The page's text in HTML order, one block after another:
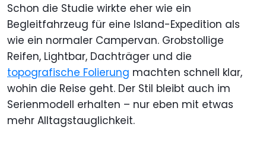
Schon die Studie wirkte eher wie ein
Begleitfahrzeug für eine Island-Expedition als
wie ein normaler Campervan. Grobstollige
Reifen, Lightbar, Dachträger und die
topografische Folierung machten schnell klar,
wohin die Reise geht. Der Stil bleibt auch im
Serienmodell erhalten – nur eben mit etwas
mehr Alltagstauglichkeit.